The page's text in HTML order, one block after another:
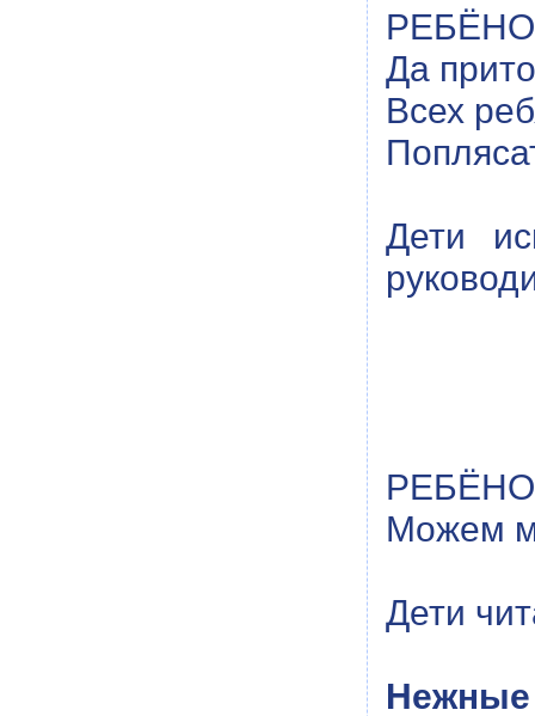
Да
Всех
Дети
Можем
Дети
Нежные